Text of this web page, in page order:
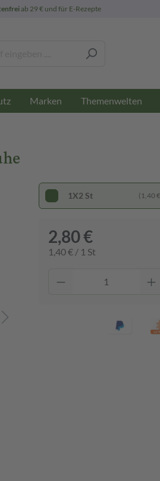
ab 29 € und für E-Rezepte
Marken Themenwelten
1X2 St (1,40
2,80 €
1,40 € / 1 St